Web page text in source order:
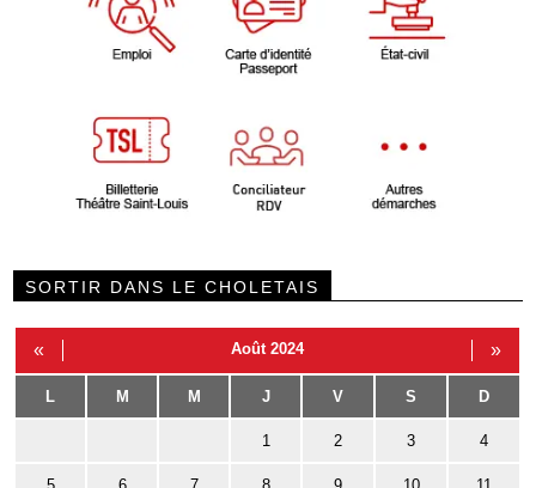
SORTIR DANS LE CHOLETAIS
« Août 2024 »
L M M J V S D
1 2 3 4